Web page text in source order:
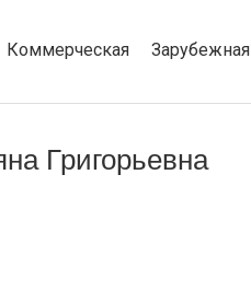
Коммерческая Зарубежная
Григорьевна